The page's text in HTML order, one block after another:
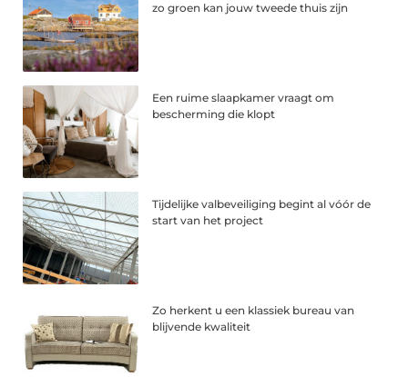
zo groen kan jouw tweede thuis zijn
Een ruime slaapkamer vraagt om
bescherming die klopt
Tijdelijke valbeveiliging begint al vóór de
start van het project
Zo herkent u een klassiek bureau van
blijvende kwaliteit